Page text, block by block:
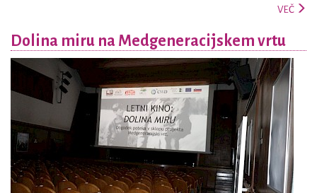
VEČ
Dolina miru na Medgeneracijskem vrtu